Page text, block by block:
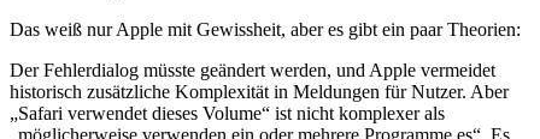
Das weiß nur Apple mit Gewissheit, aber es gibt ein paar Theorien:
Der Fehlerdialog müsste geändert werden, und Apple vermeidet
historisch zusätzliche Komplexität in Meldungen für Nutzer. Aber
„Safari verwendet dieses Volume“ ist nicht komplexer als
„möglicherweise verwenden ein oder mehrere Programme es“. Es